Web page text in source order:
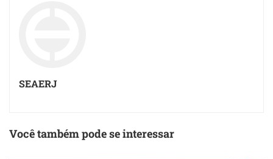
SEAERJ
Você também pode se interessar